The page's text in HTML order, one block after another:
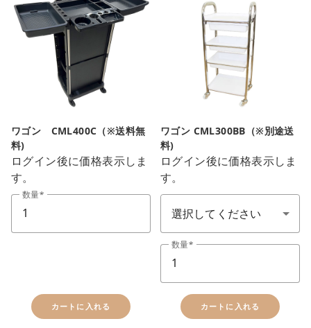
ワゴン CML400C（※送料無
料)
ログイン後に価格表示しま
す。
数量
カートに入れる
ワゴン CML300BB（※別途送
料)
ログイン後に価格表示しま
す。
ワゴン(顏色)
数量
カートに入れる